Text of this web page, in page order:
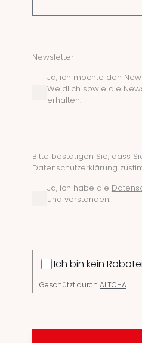
Newsletter
Ja, ich möchte den
Weidlich sowie die
erhalten.
Bitte bestätigen Sie, dass
Datenschutzerklärung
Ja, ich habe die
und verstanden.
Ich bin kein
Geschützt durch ALTCHA